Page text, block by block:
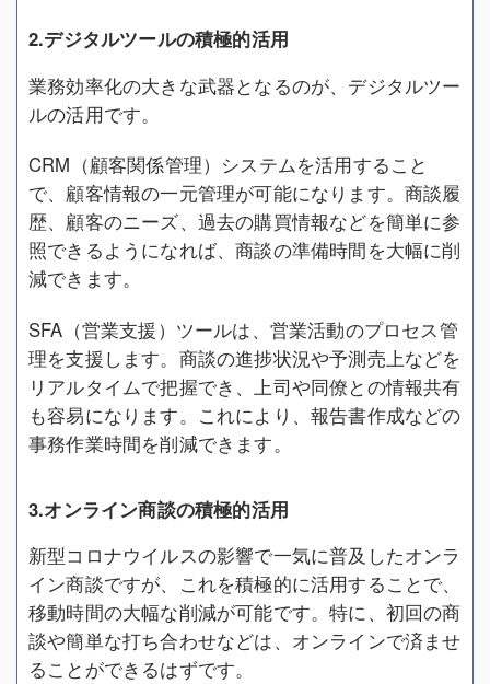
2.デジタルツールの積極的活用
業務効率化の大きな武器となるのが、デジタルツー
ルの活用です。
CRM（顧客関係管理）システムを活用すること
で、顧客情報の一元管理が可能になります。商談履
歴、顧客のニーズ、過去の購買情報などを簡単に参
照できるようになれば、商談の準備時間を大幅に削
減できます。
SFA（営業支援）ツールは、営業活動のプロセス管
理を支援します。商談の進捗状況や予測売上などを
リアルタイムで把握でき、上司や同僚との情報共有
も容易になります。これにより、報告書作成などの
事務作業時間を削減できます。
3.オンライン商談の積極的活用
新型コロナウイルスの影響で一気に普及したオンラ
イン商談ですが、これを積極的に活用することで、
移動時間の大幅な削減が可能です。特に、初回の商
談や簡単な打ち合わせなどは、オンラインで済ませ
ることができるはずです。